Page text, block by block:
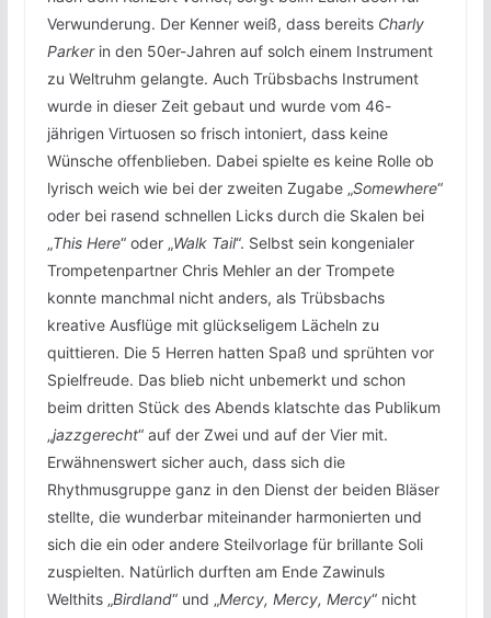
Verwunderung. Der Kenner weiß, dass bereits Charly
Parkerin den 50er-Jahren auf solch einem Instrument
zu Weltruhm gelangte. Auch Trübsbachs Instrument
wurde in dieser Zeit gebaut und wurde vom 46-
jährigen Virtuosen so frisch intoniert, dass keine
Wünsche offenblieben. Dabei spielte es keine Rolle ob
lyrisch weich wie bei der zweiten Zugabe „Somewhere“
oder bei rasend schnellen Licks durch die Skalen bei
„This Here“ oder „Walk Tail“. Selbst sein kongenialer
Trompetenpartner Chris Mehler an der Trompete
konnte manchmal nicht anders, als Trübsbachs
kreative Ausflüge mit glückseligem Lächeln zu
quittieren. Die 5 Herren hatten Spaß und sprühten vor
Spielfreude. Das blieb nicht unbemerkt und schon
beim dritten Stück des Abends klatschte das Publikum
„jazzgerecht“ auf der Zwei und auf der Vier mit.
Erwähnenswert sicher auch, dass sich die
Rhythmusgruppe ganz in den Dienst der beiden Bläser
stellte, die wunderbar miteinander harmonierten und
sich die ein oder andere Steilvorlage für brillante Soli
zuspielten. Natürlich durften am Ende Zawinuls
Welthits „Birdland“ und „Mercy, Mercy, Mercy“ nicht